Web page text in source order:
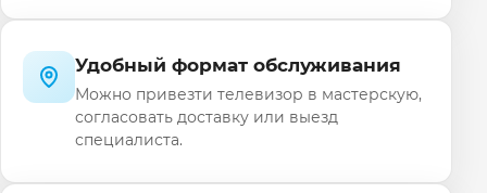
Удобный формат обслуживания
Можно привезти телевизор в мастерскую,
согласовать доставку или выезд
специалиста.